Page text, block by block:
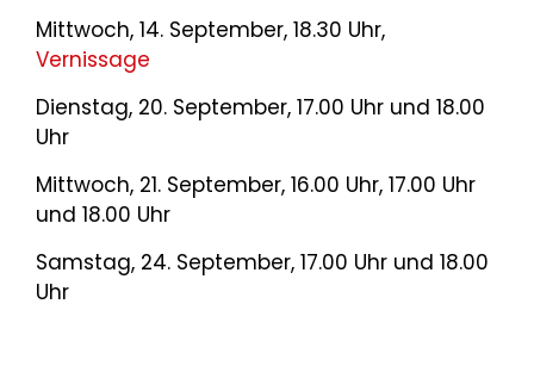
Mittwoch, 14. September, 18.30 Uhr,
Vernissage
Dienstag, 20. September, 17.00 Uhr und 18.00
Uhr
Mittwoch, 21. September, 16.00 Uhr, 17.00 Uhr
und 18.00 Uhr
Samstag, 24. September, 17.00 Uhr und 18.00
Uhr